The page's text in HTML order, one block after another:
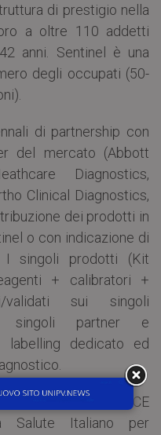
di prestigio nella
a oltre 110 addetti
anni. Sentinel è una
degli occupati (50-
di partnership con
del mercato (Abbott
Diagnostics,
Clinical Diagnostics,
dei prodotti in
o con indicazione di
I singoli prodotti (Kit
+ calibratori +
validati sui singoli
singoli partner e
labelling dedicato ed
con marchio IVD CE
Salute Italiano per